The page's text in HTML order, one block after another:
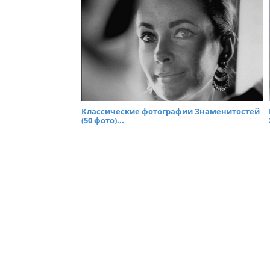
Классические фотографии Знаменитостей
(50 фото)...